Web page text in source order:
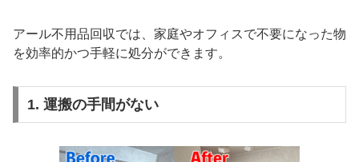
アール不用品回収では、家庭やオフィスで不要になった物
を効率的かつ手軽に処分ができます。
1. 運搬の手間がない